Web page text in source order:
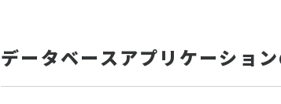
データベースアプリケーショ